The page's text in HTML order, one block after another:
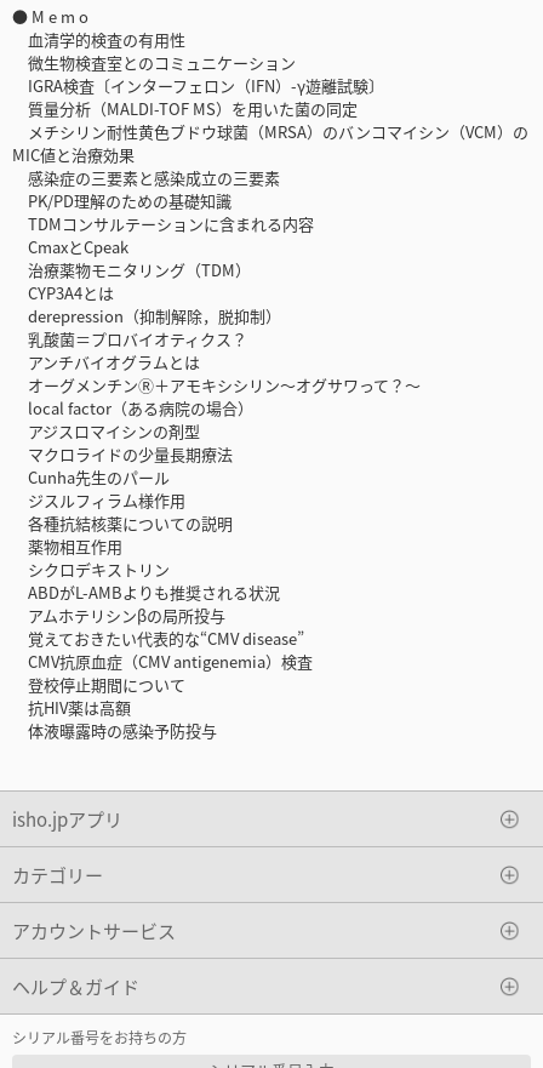
● M e m o
血清学的検査の有用性
微生物検査室とのコミュニケーション
IGRA検査〔インターフェロン（IFN）-γ遊離試験〕
質量分析（MALDI-TOF MS）を用いた菌の同定
メチシリン耐性黄色ブドウ球菌（MRSA）のバンコマイシン（VCM）の
MIC値と治療効果
感染症の三要素と感染成立の三要素
PK/PD理解のための基礎知識
TDMコンサルテーションに含まれる内容
CmaxとCpeak
治療薬物モニタリング（TDM）
CYP3A4とは
derepression（抑制解除，脱抑制）
乳酸菌＝プロバイオティクス？
アンチバイオグラムとは
オーグメンチンⓇ＋アモキシシリン～オグサワって？～
local factor（ある病院の場合）
アジスロマイシンの剤型
マクロライドの少量長期療法
Cunha先生のパール
ジスルフィラム様作用
各種抗結核薬についての説明
薬物相互作用
シクロデキストリン
ABDがL-AMBよりも推奨される状況
アムホテリシンβの局所投与
覚えておきたい代表的な“CMV disease”
CMV抗原血症（CMV antigenemia）検査
登校停止期間について
抗HIV薬は高額
体液曝露時の感染予防投与
isho.jpアプリ
カテゴリー
アカウントサービス
ヘルプ＆ガイド
シリアル番号をお持ちの方